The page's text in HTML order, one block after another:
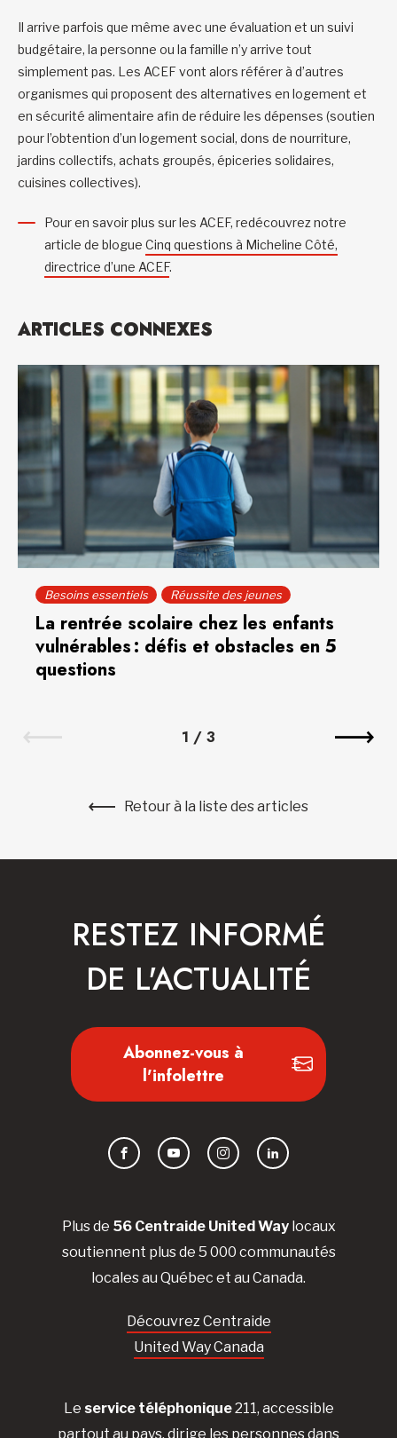
Il arrive parfois que même avec une évaluation et un suivi
budgétaire, la personne ou la famille n’y arrive tout
simplement pas. Les ACEF vont alors référer à d’autres
organismes qui proposent des alternatives en logement et
en sécurité alimentaire afin de réduire les dépenses (soutien
pour l’obtention d’un logement social, dons de nourriture,
jardins collectifs, achats groupés, épiceries solidaires,
cuisines collectives).
Pour en savoir plus sur les ACEF, redécouvrez notre
article de blogue Cinq questions à Micheline Côté,
directrice d’une ACEF.
ARTICLES CONNEXES
Besoins essentiels Réussite des jeunes
La rentrée scolaire chez les enfants
vulnérables : défis et obstacles en 5
questions
1 / 3
Retour à la liste des articles
Plus de 56 Centraide United Waylocaux
soutiennent plus de 5 000 communautés
locales au Québec et au Canada.
Découvrez Centraide
United Way Canada
Le service téléphonique211, accessible
partout au pays, dirige les personnes dans
RESTEZ INFORMÉ
DE L'ACTUALITÉ
Abonnez-vous à
l'infolettre
FacebookYouTubeInstagramLinkedIn